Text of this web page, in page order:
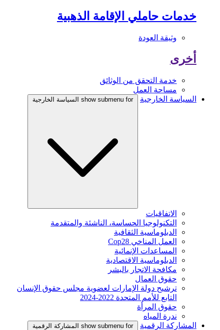
خدمات حاملي الإقامة الذهبية
وثيقة العودة
أخرى
خدمة التحقق من الوثائق
مساحة العمل
السياسة الخارجية
show submenu for السياسة الخارجية
الاتفاقيات
التكنولوجيا الحساسة، الناشئة والمتقدمة
الدبلوماسية الثقافية
العمل المناخي Cop28
المساعدات الإنمائية
الدبلوماسية الاقتصادية
مكافحة الاتجار بالبشر
حقوق العمال
ترشيح دولة الإمارات لعضوية مجلس حقوق الإنسان
التابع للأمم المتحدة 2022-2024
حقوق المرأة
ندرة المياه
المشاركة الرقمية
show submenu for المشاركة الرقمية